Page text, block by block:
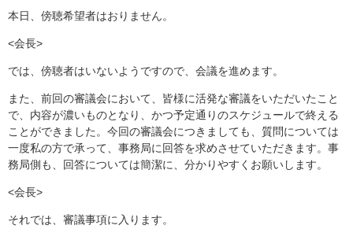
本日、傍聴希望者はおりません。
<会長>
では、傍聴者はいないようですので、会議を進めます。
また、前回の審議会において、皆様に活発な審議をいただいたこと
で、内容が濃いものとなり、かつ予定通りのスケジュールで終える
ことができました。今回の審議会につきましても、質問については
一度私の方で承って、事務局に回答を求めさせていただきます。事
務局側も、回答については簡潔に、分かりやすくお願いします。
<会長>
それでは、審議事項に入ります。